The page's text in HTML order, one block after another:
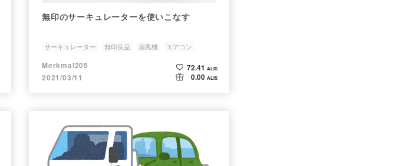
無印のサーキュレーターを使いこなす
サーキュレーター 無印良品 扇風機 エアコン
Merkmal205
2021/03/11
72.41 ALIS
0.00 ALIS